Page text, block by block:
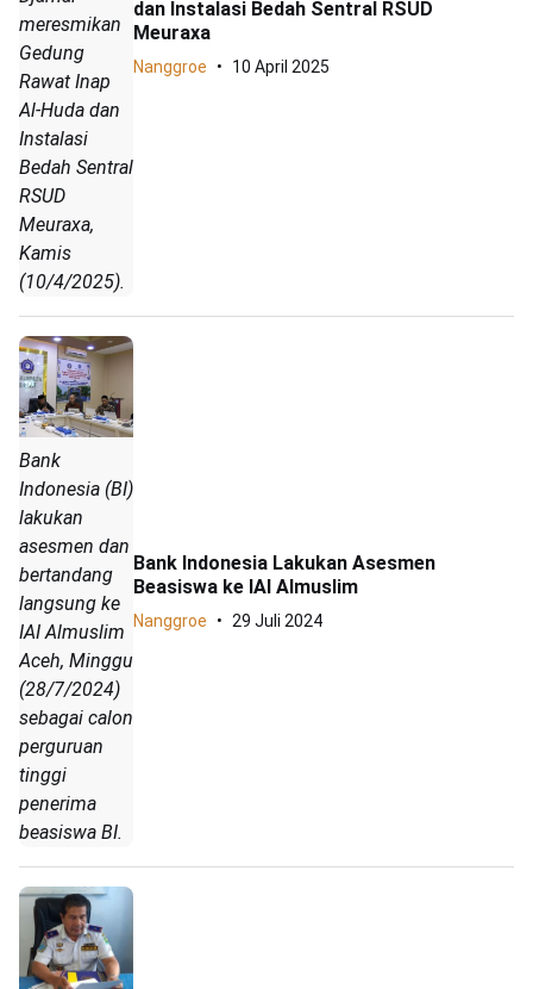
meresmikan
Gedung
Rawat Inap
Al-Huda dan
Instalasi
Bedah Sentral
RSUD
Meuraxa,
Kamis
(10/4/2025).
dan Instalasi Bedah Sentral RSUD
Meuraxa
Nanggroe 10 April 2025
Bank
Indonesia (BI)
lakukan
asesmen dan
bertandang
langsung ke
IAI Almuslim
Aceh, Minggu
(28/7/2024)
sebagai calon
perguruan
tinggi
penerima
beasiswa BI.
Bank Indonesia Lakukan Asesmen
Beasiswa ke IAI Almuslim
Nanggroe 29 Juli 2024